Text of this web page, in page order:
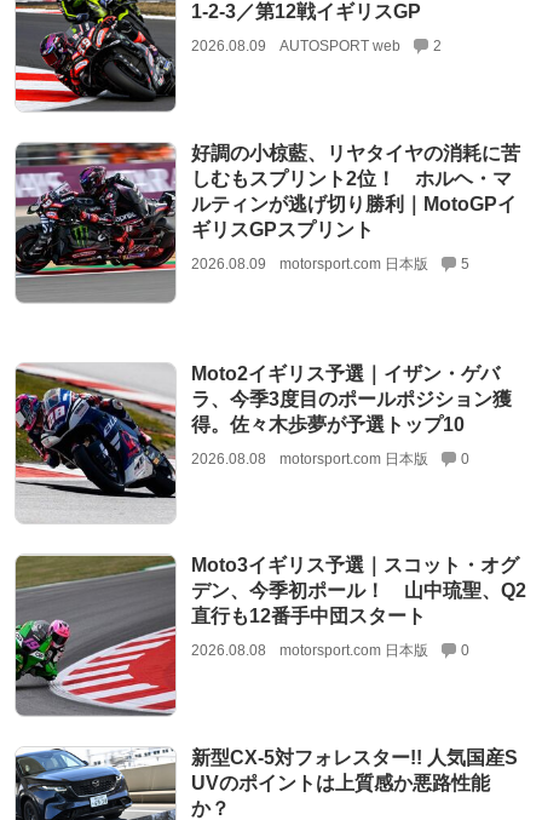
1-2-3／第12戦イギリスGP
2026.08.09 AUTOSPORT web 2
好調の小椋藍、リヤタイヤの消耗に苦
しむもスプリント2位！ ホルヘ・マ
ルティンが逃げ切り勝利｜MotoGPイ
ギリスGPスプリント
2026.08.09 motorsport.com 日本版 5
Moto2イギリス予選｜イザン・ゲバ
ラ、今季3度目のポールポジション獲
得。佐々木歩夢が予選トップ10
2026.08.08 motorsport.com 日本版 0
Moto3イギリス予選｜スコット・オグ
デン、今季初ポール！ 山中琉聖、Q2
直行も12番手中団スタート
2026.08.08 motorsport.com 日本版 0
新型CX-5対フォレスター!! 人気国産S
UVのポイントは上質感か悪路性能
か？